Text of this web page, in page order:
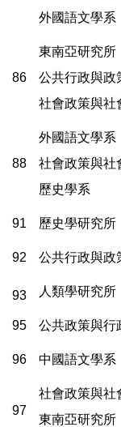
外國語文學系
86
東南亞研究所
公共行政與政
社會政策與社
88
外國語文學系
社會政策與社
歷史學系
91 歷史學研究所
92 公共行政與政
93 人類學研究所
95 公共政策與行
96 中國語文學系
97
社會政策與社
東南亞研究所